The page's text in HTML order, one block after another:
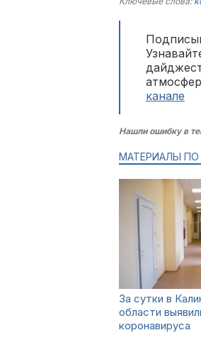
канале
Нашли ошибку в
МАТЕРИАЛЫ ПО
За сутки в
области
коронавируса